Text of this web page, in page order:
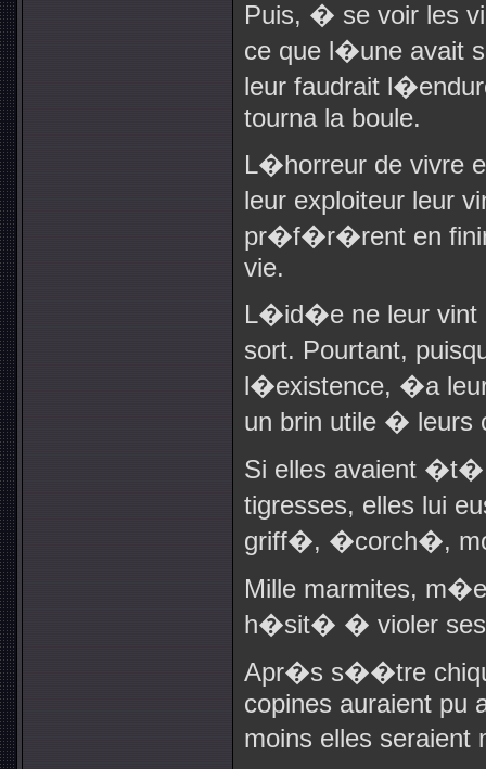
Puis, � se voir les
ce que l�une avait
leur faudrait
tourna la boule.
L�horreur de vivre
leur exploiteur leur
pr�f�r�rent en finir
vie.
L�id�e ne leur vint
sort. Pourtant,
l�existence, �a
un brin utile � leurs
Si elles avaient �t�
tigresses, elles lui
griff�, �corch�,
Mille marmites,
h�sit� � violer
Apr�s s��tre
copines auraient pu
moins elles